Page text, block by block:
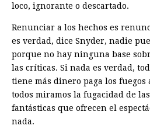
loco, ignorante o descartado.
Renunciar a los hechos es
es verdad, dice Snyder, nadie
porque no hay ninguna base
las críticas. Si nada es verdad,
tiene más dinero paga los
todos miramos la fugacidad de
fantásticas que ofrecen el
nada.